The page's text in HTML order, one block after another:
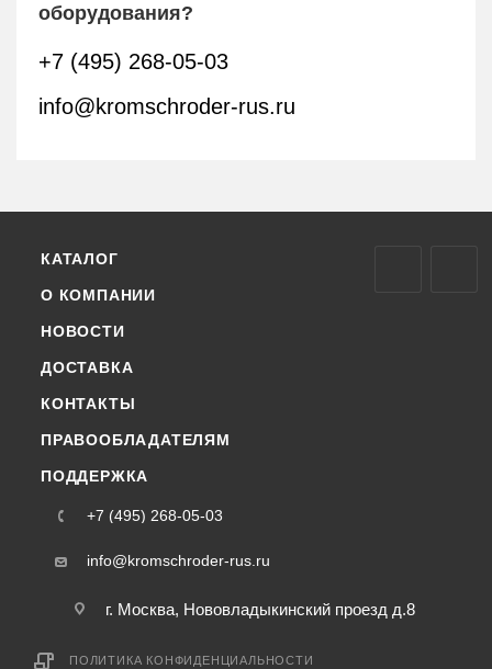
оборудования?
+7 (495) 268-05-03
info@kromschroder-rus.ru
КАТАЛОГ
О КОМПАНИИ
НОВОСТИ
ДОСТАВКА
КОНТАКТЫ
ПРАВООБЛАДАТЕЛЯМ
ПОДДЕРЖКА
+7 (495) 268-05-03
info@kromschroder-rus.ru
г. Москва, Нововладыкинский проезд д.8
ПОЛИТИКА КОНФИДЕНЦИАЛЬНОСТИ